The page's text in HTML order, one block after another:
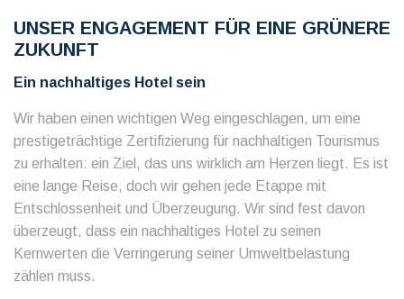
UNSER ENGAGEMENT FÜR EINE GRÜNERE
ZUKUNFT
Ein nachhaltiges Hotel sein
Wir haben einen wichtigen Weg eingeschlagen, um eine
prestigeträchtige Zertifizierung für nachhaltigen Tourismus
zu erhalten: ein Ziel, das uns wirklich am Herzen liegt. Es ist
eine lange Reise, doch wir gehen jede Etappe mit
Entschlossenheit und Überzeugung. Wir sind fest davon
überzeugt, dass ein nachhaltiges Hotel zu seinen
Kernwerten die Verringerung seiner Umweltbelastung
zählen muss.